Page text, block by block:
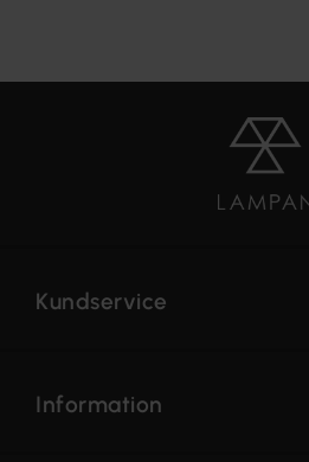
Kundservice
Information